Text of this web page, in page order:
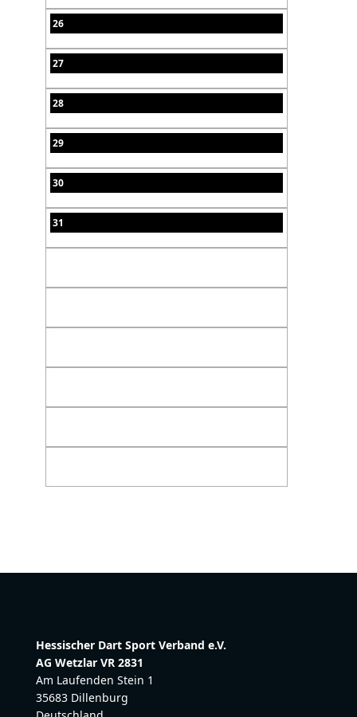
26
27
28
29
30
31
Hessischer Dart Sport Verband e.V.
AG Wetzlar VR 2831
Am Laufenden Stein 1
35683 Dillenburg